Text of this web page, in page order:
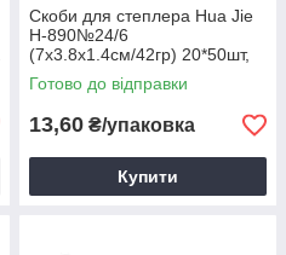
Скоби для степлера Hua Jie
H-890№24/6
(7х3.8х1.4см/42гр) 20*50шт,
скоби для зшивання паперу
Готово до відправки
13,60 ₴/упаковка
Купити